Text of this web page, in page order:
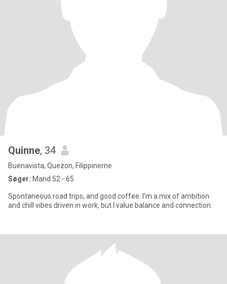
Quinne, 34
Buenavista, Quezon, Filippinerne
Søger: Mand 52 - 65
Spontaneous road trips, and good coffee. I'm a mix of ambition
and chill vibes driven in work, but I value balance and connection.